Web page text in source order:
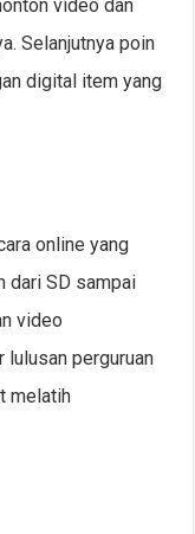
video dan
Selanjutnya poin
digital item yang
online yang
dari SD sampai
video
lulusan perguruan
melatih